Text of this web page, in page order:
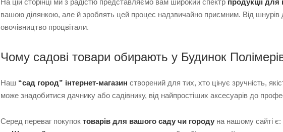
На цій сторінці ми з радістю представляємо вам широкий спектр продукції
вашою ділянкою, але й зроблять цей процес надзвичайно приємним. Від
овочівництво процвітали.
Чому садові товари обирають у Будинок
Наш “сад город” інтернет-магазин створений для тих, хто цінує зручність,
може знадобитися дачнику або садівнику, від найпростіших аксесуарів до
Серед переваг покупок товарів для вашого саду чи городу на нашому сайті є: